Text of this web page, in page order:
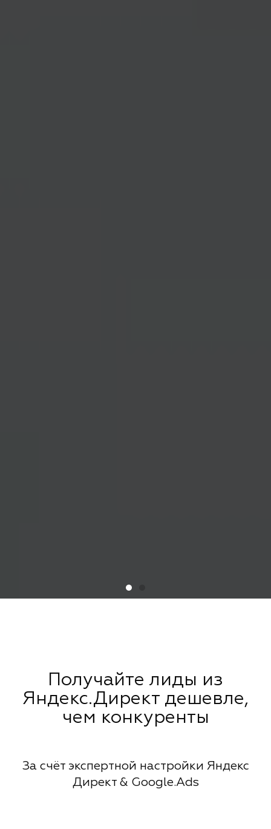
Получайте лиды из
Яндекс.Директ дешевле,
чем конкуренты
За счёт экспертной настройки Яндекс
Директ & Google.Ads